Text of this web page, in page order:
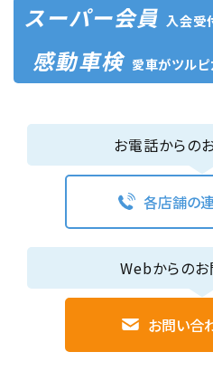
スーパー会員 入会受
感動車検 愛車がツルピ
お電話からの
各店舗の
Webからの
お問い合